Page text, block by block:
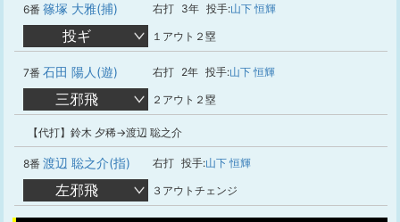
6番 篠塚 大雅(捕) 右打 3年 投手:山下 恒輝
投ギ １アウト２塁
7番 石田 陽人(遊) 右打 2年 投手:山下 恒輝
三邪飛 ２アウト２塁
【代打】鈴木 夕稀→渡辺 聡之介
8番 渡辺 聡之介(指) 右打 投手:山下 恒輝
左邪飛 ３アウトチェンジ